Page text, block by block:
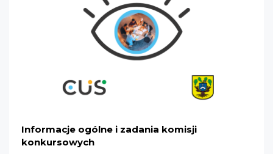
Informacje ogólne i zadania komisji
konkursowych